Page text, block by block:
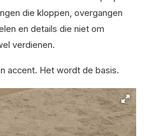
die kloppen, overgangen
en details die niet om
verdienen.
accent. Het wordt de basis.